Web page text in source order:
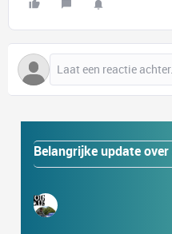
Belangrijke update